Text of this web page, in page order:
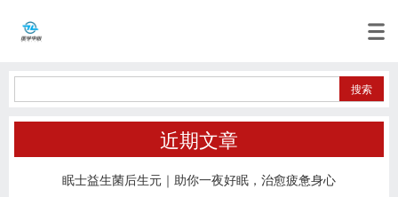
近期文章
眠士益生菌后生元｜助你一夜好眠，治愈疲惫身心